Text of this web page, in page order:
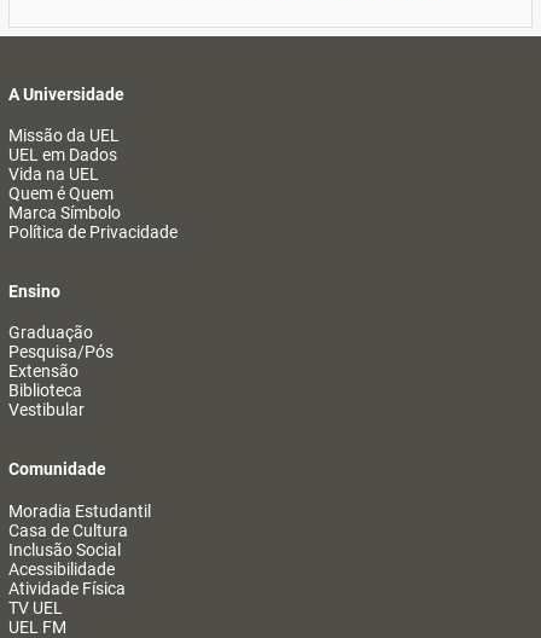
A Universidade
Missão da UEL
UEL em Dados
Vida na UEL
Quem é Quem
Marca Símbolo
Política de Privacidade
Ensino
Graduação
Pesquisa/Pós
Extensão
Biblioteca
Vestibular
Comunidade
Moradia Estudantil
Casa de Cultura
Inclusão Social
Acessibilidade
Atividade Física
TV UEL
UEL FM